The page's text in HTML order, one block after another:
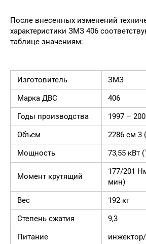
После внесенных изменений
характеристики ЗМЗ 406
таблице значениям:
Изготовитель
ЗМЗ
Марка ДВС
406
Годы производства
1997 –
Объем
2286 см 3
Мощность
73,55 кВт
Момент крутящий
177/201
мин)
Вес
192 кг
Степень сжатия
9,3
Питание